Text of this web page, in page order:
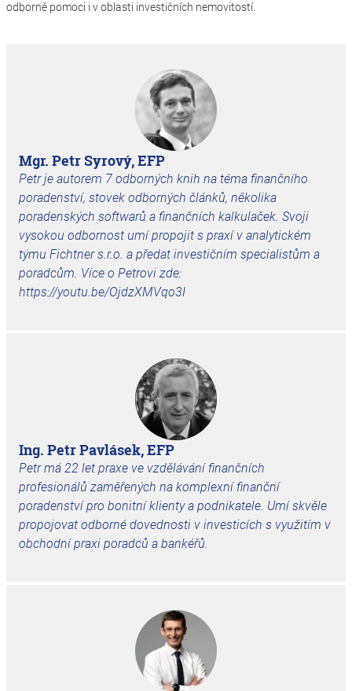
odborně pomoci i v oblasti investičních nemovitostí.
Mgr. Petr Syrový, EFP
Petr je autorem 7 odborných knih na téma finančního
poradenství, stovek odborných článků, několika
poradenských softwarů a finančních kalkulaček. Svoji
vysokou odbornost umí propojit s praxí v analytickém
týmu Fichtner s.r.o. a předat investičním specialistům a
poradcům. Více o Petrovi zde:
https://youtu.be/OjdzXMVqo3I
Ing. Petr Pavlásek, EFP
Petr má 22 let praxe ve vzdělávání finančních
profesionálů zaměřených na komplexní finanční
poradenství pro bonitní klienty a podnikatele. Umí skvěle
propojovat odborné dovednosti v investicích s využitím v
obchodní praxi poradců a bankéřů.